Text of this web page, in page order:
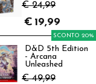
€ 24,99
€ 19,99
D&D 5th Edition
- Arcana
Unleashed
€ 49,99
SCONTO 20%